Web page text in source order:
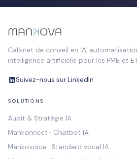
Cabinet de conseil en IA,
intelligence artificielle pour les PME et
Suivez-nous sur LinkedIn
SOLUTIONS
Audit & Stratégie IA
Mankonnect · Chatbot IA
Mankovoice · Standard vocal IA